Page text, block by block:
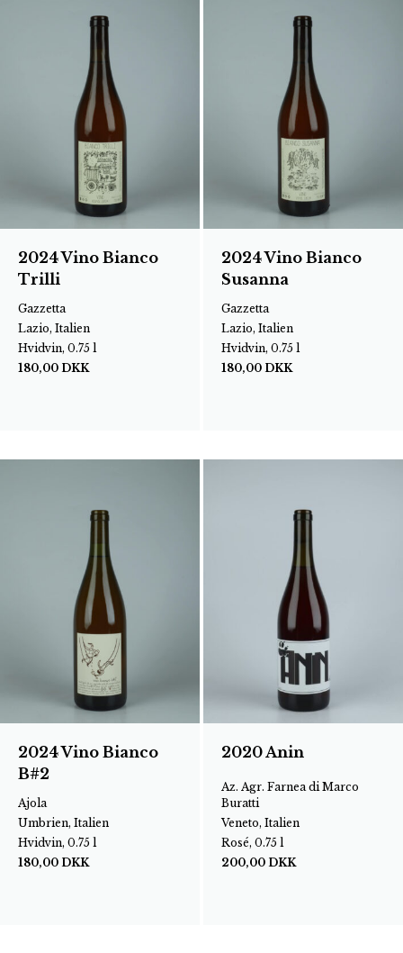
2024 Vino Bianco
Trilli
Gazzetta
Lazio, Italien
Hvidvin, 0.75 l
180,00 DKK
2024 Vino Bianco
Susanna
Gazzetta
Lazio, Italien
Hvidvin, 0.75 l
180,00 DKK
2024 Vino Bianco
B#2
Ajola
Umbrien, Italien
Hvidvin, 0.75 l
180,00 DKK
2020 Anin
Az. Agr. Farnea di Marco
Buratti
Veneto, Italien
Rosé, 0.75 l
200,00 DKK